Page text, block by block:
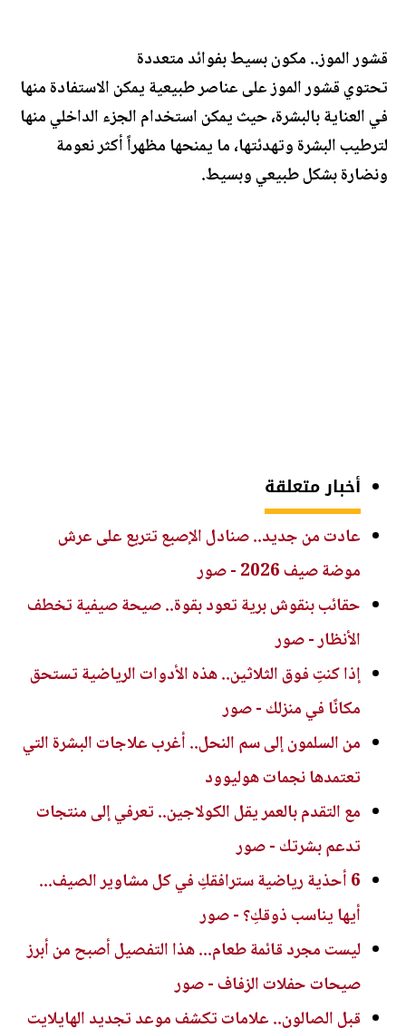
قشور الموز.. مكون بسيط بفوائد متعددة
تحتوي قشور الموز على عناصر طبيعية يمكن الاستفادة منها
في العناية بالبشرة، حيث يمكن استخدام الجزء الداخلي منها
لترطيب البشرة وتهدئتها، ما يمنحها مظهراً أكثر نعومة
ونضارة بشكل طبيعي وبسيط.
أخبار متعلقة
عادت من جديد.. صنادل الإصبع تتربع على عرش
موضة صيف 2026 - صور
حقائب بنقوش برية تعود بقوة.. صيحة صيفية تخطف
الأنظار - صور
إذا كنتِ فوق الثلاثين.. هذه الأدوات الرياضية تستحق
مكانًا في منزلك - صور
من السلمون إلى سم النحل.. أغرب علاجات البشرة التي
تعتمدها نجمات هوليوود
مع التقدم بالعمر يقل الكولاجين.. تعرفي إلى منتجات
تدعم بشرتك - صور
6 أحذية رياضية سترافقكِ في كل مشاوير الصيف...
أيها يناسب ذوقكِ؟ - صور
ليست مجرد قائمة طعام... هذا التفصيل أصبح من أبرز
صيحات حفلات الزفاف - صور
قبل الصالون.. علامات تكشف موعد تجديد الهايلايت